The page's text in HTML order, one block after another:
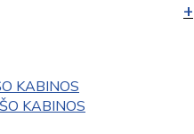
KABINOS
KABINOS